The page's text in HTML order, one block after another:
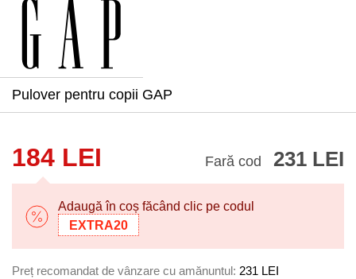
Pulover pentru copii GAP
184 LEI Fară cod 231 LEI
Adaugă în coș făcând clic pe codul
EXTRA20
Preț recomandat de vânzare cu amănuntul: 231 LEI